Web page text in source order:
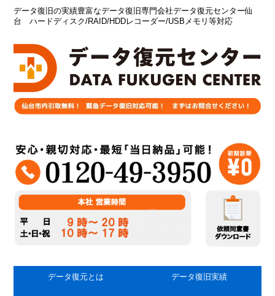
データ復旧の実績豊富なデータ復旧専門会社データ復元センター仙
台 ハードディスク/RAID/HDDレコーダー/USBメモリ等対応
データ復元とは データ復旧実績